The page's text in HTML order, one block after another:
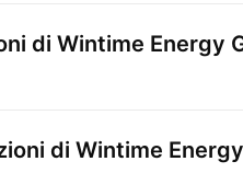
di Wintime Energy
di Wintime